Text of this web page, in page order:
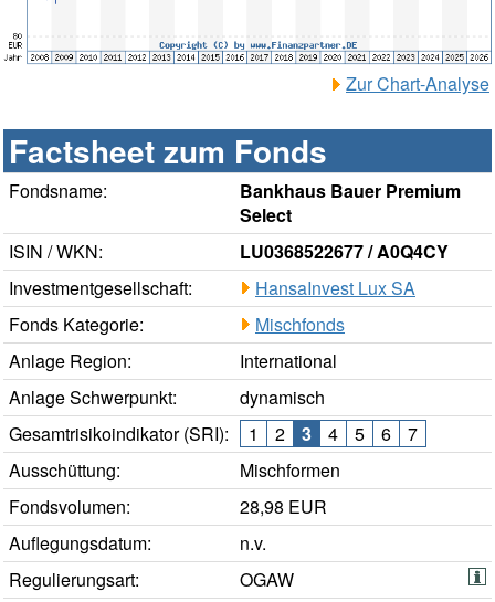
Zur Chart-Analyse
Factsheet zum Fonds
Fondsname:
Bankhaus Bauer Premium
Select
ISIN / WKN:
LU0368522677 / A0Q4CY
Investmentgesellschaft:
HansaInvest Lux SA
Fonds Kategorie:
Mischfonds
Anlage Region:
International
Anlage Schwerpunkt:
dynamisch
Gesamtrisikoindikator (SRI):
1 2 3 4 5 6
7
Ausschüttung:
Mischformen
Fondsvolumen:
28,98 EUR
Auflegungsdatum:
n.v.
Regulierungsart:
OGAW